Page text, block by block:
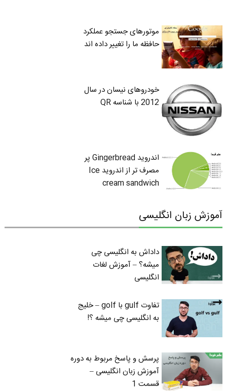
موتورهای جستجو عملکرد
حافظه ما را تغییر داده اند
خودروهای نیسان در سال
2012 با شناسه QR
اندروید Gingerbread پر
مصرف تر از اندروید Ice
cream sandwich
آموزش زبان انگلیسی
داداش به انگلیسی چی
میشه؟ – آموزش لغات
انگلیسی
تفاوت gulf با golf – خلیج
به انگلیسی چی میشه ؟!
پرسش و پاسخ مربوط به دوره
آموزش زبان انگلیسی –
قسمت 1